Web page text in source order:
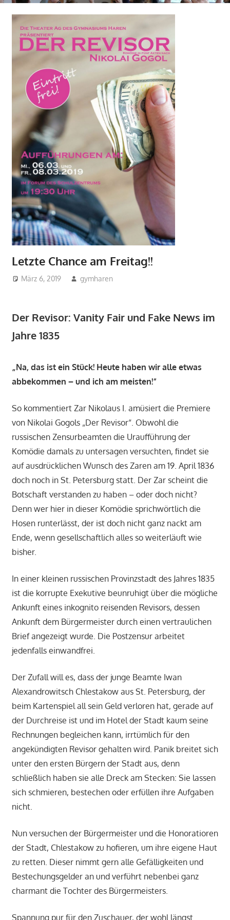
Letzte Chance am Freitag!!
März 6, 2019 gymharen
Der Revisor: Vanity Fair und Fake News im
Jahre 1835
„Na, das ist ein Stück! Heute haben wir alle etwas
abbekommen – und ich am meisten!“
So kommentiert Zar Nikolaus I. amüsiert die Premiere
von Nikolai Gogols „Der Revisor“. Obwohl die
russischen Zensurbeamten die Uraufführung der
Komödie damals zu untersagen versuchten, findet sie
auf ausdrücklichen Wunsch des Zaren am 19. April 1836
doch noch in St. Petersburg statt. Der Zar scheint die
Botschaft verstanden zu haben – oder doch nicht?
Denn wer hier in dieser Komödie sprichwörtlich die
Hosen runterlässt, der ist doch nicht ganz nackt am
Ende, wenn gesellschaftlich alles so weiterläuft wie
bisher.
In einer kleinen russischen Provinzstadt des Jahres 1835
ist die korrupte Exekutive beunruhigt über die mögliche
Ankunft eines inkognito reisenden Revisors, dessen
Ankunft dem Bürgermeister durch einen vertraulichen
Brief angezeigt wurde. Die Postzensur arbeitet
jedenfalls einwandfrei.
Der Zufall will es, dass der junge Beamte Iwan
Alexandrowitsch Chlestakow aus St. Petersburg, der
beim Kartenspiel all sein Geld verloren hat, gerade auf
der Durchreise ist und im Hotel der Stadt kaum seine
Rechnungen begleichen kann, irrtümlich für den
angekündigten Revisor gehalten wird. Panik breitet sich
unter den ersten Bürgern der Stadt aus, denn
schließlich haben sie alle Dreck am Stecken: Sie lassen
sich schmieren, bestechen oder erfüllen ihre Aufgaben
nicht.
Nun versuchen der Bürgermeister und die Honoratioren
der Stadt, Chlestakow zu hofieren, um ihre eigene Haut
zu retten. Dieser nimmt gern alle Gefälligkeiten und
Bestechungsgelder an und verführt nebenbei ganz
charmant die Tochter des Bürgermeisters.
Spannung pur für den Zuschauer, der wohl längst